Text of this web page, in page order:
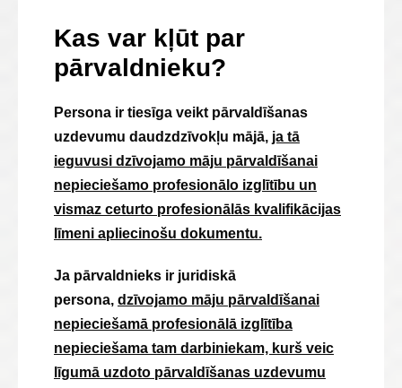
Kas var kļūt par
pārvaldnieku?
Persona ir tiesīga veikt pārvaldīšanas
uzdevumu daudzdzīvokļu mājā, ja tā
ieguvusi dzīvojamo māju pārvaldīšanai
nepieciešamo profesionālo izglītību un
vismaz ceturto profesionālās kvalifikācijas
līmeni apliecinošu dokumentu.
Ja pārvaldnieks ir juridiskā
persona, dzīvojamo māju pārvaldīšanai
nepieciešamā profesionālā izglītība
nepieciešama tam darbiniekam, kurš veic
līgumā uzdoto pārvaldīšanas uzdevumu